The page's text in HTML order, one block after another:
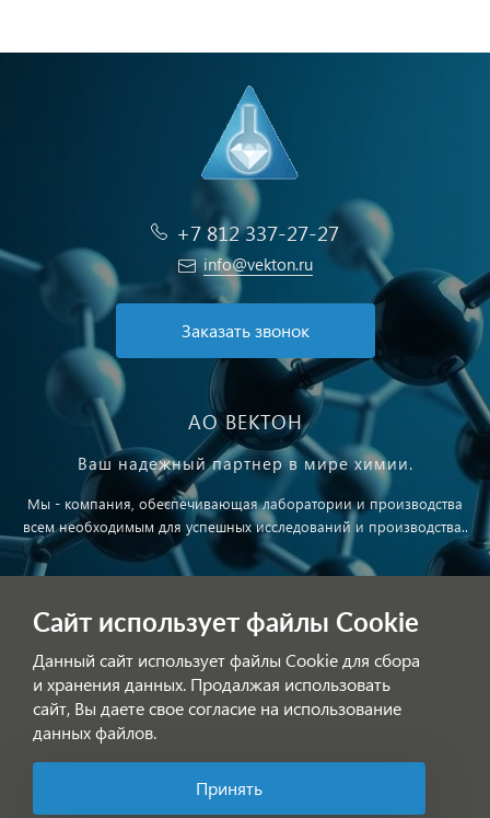
+7 812 337-27-27
info@vekton.ru
Заказать звонок
АО ВЕКТОН
Ваш надежный партнер в мире химии.
Мы - компания, обеспечивающая лаборатории и производства
всем необходимым для успешных исследований и производства..
Обработка персональных данных
© АО ВЕКТОН 2025
Сайт использует файлы Cookie
Данный сайт использует файлы Cookie для сбора
и хранения данных. Продалжая использовать
сайт, Вы даете свое согласие на использование
данных файлов.
Принять